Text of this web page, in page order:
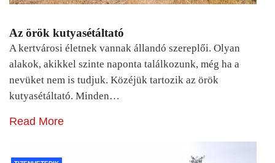
Az örök kutyasétáltató
A kertvárosi életnek vannak állandó szereplői. Olyan
alakok, akikkel szinte naponta találkozunk, még ha a
nevüket nem is tudjuk. Közéjük tartozik az örök
kutyasétáltató. Minden…
Read More